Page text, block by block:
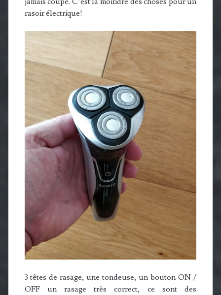
rasoir électrique!
3 têtes de rasage, une tondeuse, un bouton ON /
OFF un rasage très correct, ce sont des